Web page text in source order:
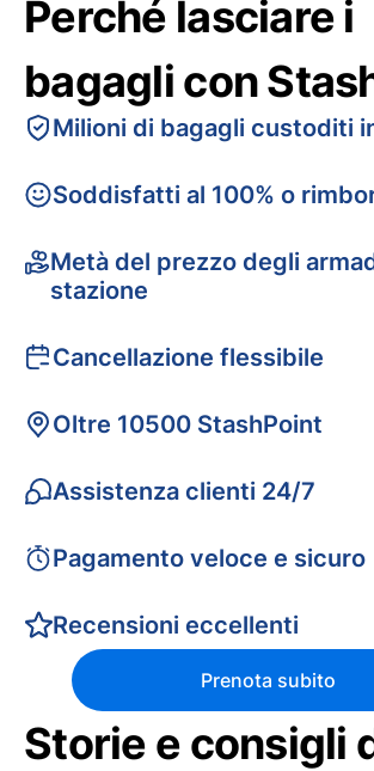
Perché lasciare i
bagagli con
Milioni di bagagli custoditi
Soddisfatti al 100% o
Metà del prezzo degli
stazione
Cancellazione flessibile
Oltre 10500 StashPoint
Assistenza clienti 24/7
Pagamento veloce e sicuro
Recensioni eccellenti
Prenota subito
Storie e consigli